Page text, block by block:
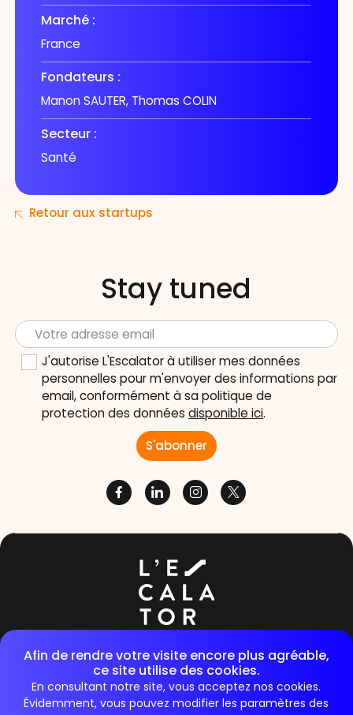
Marché :
France
Fondateurs :
Manon SAUTER, Thomas COLIN
Secteur :
Santé
Retour aux startups
Stay tuned
J'autorise L'Escalator à utiliser mes données
personnelles pour m'envoyer des informations par
email, conformément à sa politique de
protection des donnéesdisponible ici.
36/40 rue de Raspail 92300, Levallois-Perret
E-mail :contact@lescalator.com
Afin de rendre votre visite encore plus agréable,
ce site utilise des cookies.
En consultant notre site, vous acceptez nos cookies.
Évidemment, vous pouvez modifier les paramètres des